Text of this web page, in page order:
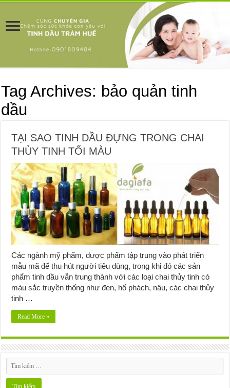
Tag Archives: bảo quản tinh
dầu
TẠI SAO TINH DẦU ĐỰNG TRONG CHAI
THỦY TINH TỐI MÀU
Các ngành mỹ phẩm, dược phẩm tập trung vào phát triển
mẫu mã để thu hút người tiêu dùng, trong khi đó các sản
phẩm tinh dầu vẫn trung thành với các loại chai thủy tinh có
màu sắc truyền thống như đen, hổ phách, nâu, các chai thủy
tinh …
Read More »